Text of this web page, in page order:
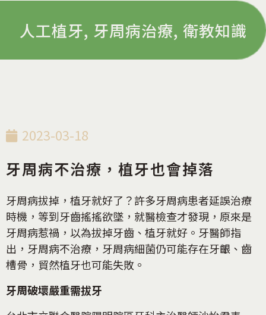
人工植牙, 牙周病治療, 衛教知識
2023-03-18
牙周病不治療，植牙也會掉落
牙周病拔掉，植牙就好了？許多牙周病患者延誤治療
時機，等到牙齒搖搖欲墜，就醫檢查才發現，原來是
牙周病惹禍，以為拔掉牙齒、植牙就好。牙醫師指
出，牙周病不治療，牙周病細菌仍可能存在牙齦、齒
槽骨，貿然植牙也可能失敗。
牙周破壞嚴重需拔牙